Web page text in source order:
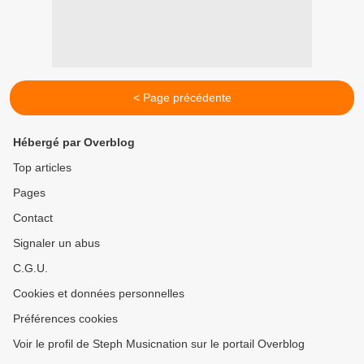
< Page précédente
Hébergé par Overblog
Top articles
Pages
Contact
Signaler un abus
C.G.U.
Cookies et données personnelles
Préférences cookies
Voir le profil de Steph Musicnation sur le portail Overblog